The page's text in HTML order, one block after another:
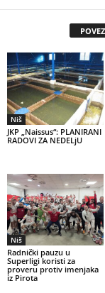
Niš
JKP „Naissus“: PLANIRANI
RADOVI ZA NEDELjU
Niš
Radnički pauzu u
Superligi koristi za
proveru protiv imenjaka
iz Pirota